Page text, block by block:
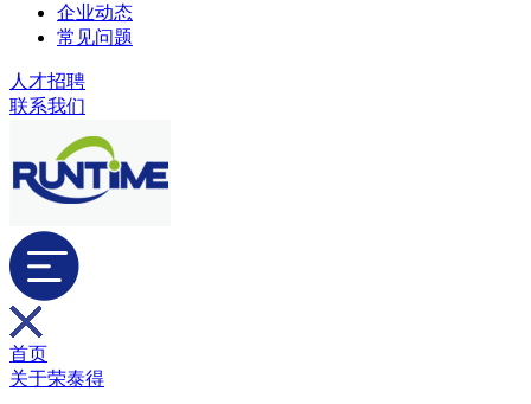
企业动态
常见问题
人才招聘
联系我们
首页
关于荣泰得